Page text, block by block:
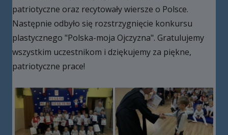
patriotyczne oraz recytowały wiersze o Polsce.
Następnie odbyło się rozstrzygnięcie konkursu
plastycznego "Polska-moja Ojczyzna". Gratulujemy
wszystkim uczestnikom i dziękujemy za piękne,
patriotyczne prace!